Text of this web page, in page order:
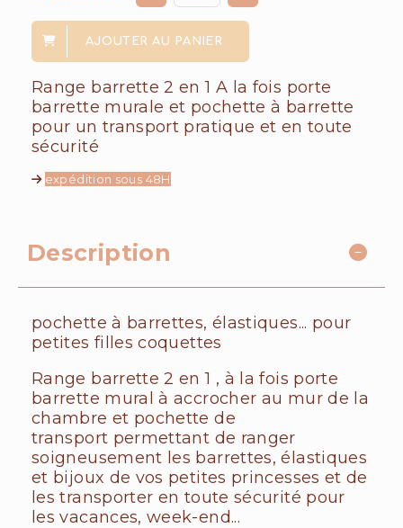
AJOUTER AU PANIER
Range barrette 2 en 1 A la fois porte
barrette murale et pochette à barrette
pour un transport pratique et en toute
sécurité
expédition sous 48H
Description
pochette à barrettes, élastiques... pour
petites filles coquettes
Range barrette 2 en 1 , à la fois porte
barrette mural à accrocher au mur de la
chambre et pochette de
transport permettant de ranger
soigneusement les barrettes, élastiques
et bijoux de vos petites princesses et de
les transporter en toute sécurité pour
les vacances, week-end...